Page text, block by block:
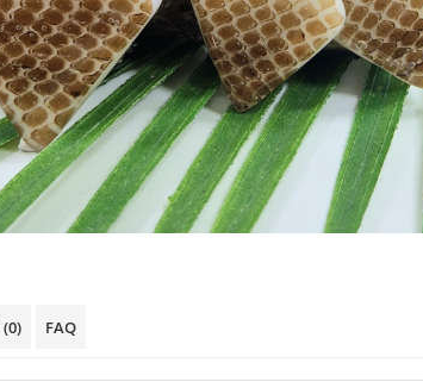
(0) FAQ